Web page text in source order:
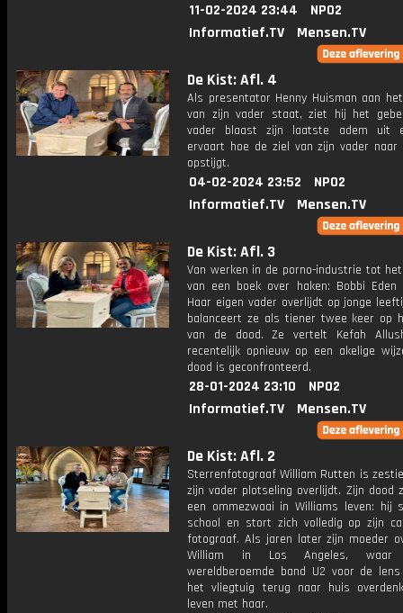
11-02-2024 23:44
NPO2
Informatief.TV
Mensen.TV
De Kist: Afl. 4
Als presentator Henny Huisman aan
van zijn vader staat, ziet hij het
vader blaast zijn laatste adem uit
ervaart hoe de ziel van zijn vader naar
opstijgt.
04-02-2024 23:52
NPO2
Informatief.TV
Mensen.TV
De Kist: Afl. 3
Van werken in de porno-industrie tot
van een boek over haken: Bobbi
Haar eigen vader overlijdt op jonge
balanceert ze als tiener twee keer op
van de dood. Ze vertelt Kefah
recentelijk opnieuw op een akelige
dood is geconfronteerd.
28-01-2024 23:10
NPO2
Informatief.TV
Mensen.TV
De Kist: Afl. 2
Sterrenfotograaf William Rutten is
zijn vader plotseling overlijdt. Zijn dood
een ommezwaai in Williams leven: hij
school en stort zich volledig op zijn
fotograaf. Als jaren later zijn moeder
William in Los Angeles,
wereldberoemde band U2 voor de
het vliegtuig terug naar huis
leven met haar.